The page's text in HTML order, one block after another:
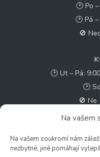
Na vašem
Na vašem soukromí nám
nezbytné, jiné pomáhají
🕑 Po
🕑 Pá
🚫
🕑 Ut – Pá:
🕑
🚫 Ne
✉️ e-